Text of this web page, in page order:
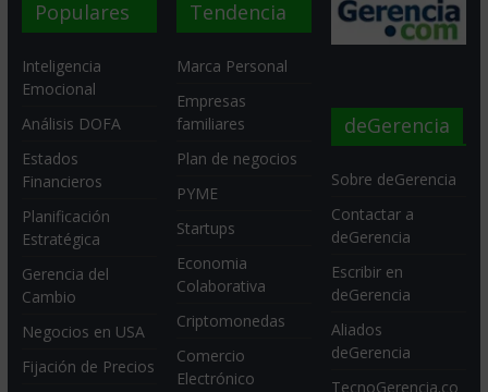
Populares
Inteligencia
Emocional
Análisis DOFA
Estados
Financieros
Planificación
Estratégica
Gerencia del
Cambio
Negocios en USA
Fijación de Precios
Tendencia
Marca Personal
Empresas
familiares
Plan de negocios
PYME
Startups
Economia
Colaborativa
Criptomonedas
Comercio
Electrónico
deGerencia
Sobre deGerencia
Contactar a
deGerencia
Escribir en
deGerencia
Aliados
deGerencia
TecnoGerencia.co